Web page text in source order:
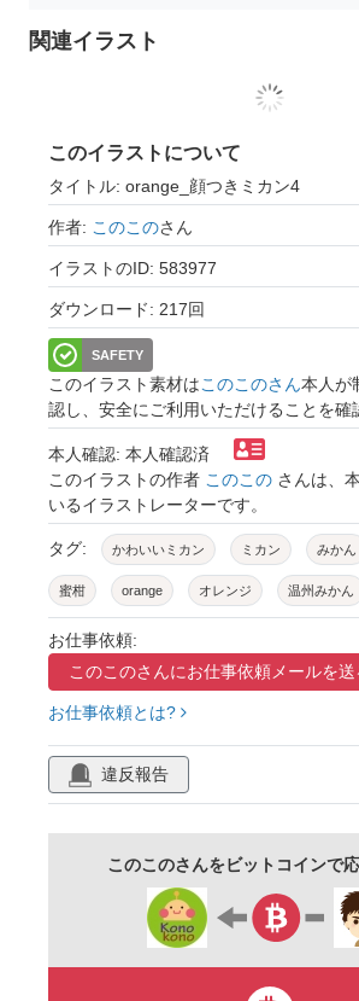
関連イラスト
このイラストについて
タイトル: orange_顔つきミカン4
作者: このこのさん
イラストのID: 583977
ダウンロード: 217回
SAFETY
このイラスト素材はこのこのさん本人が
認し、安全にご利用いただけることを確
本人確認: 本人確認済
このイラストの作者 このこの さんは、
いるイラストレーターです。
タグ: かわいいミカン ミカン みかん
蜜柑 orange オレンジ 温州みかん
温州蜜柑
冬みかん 冬の果物 秋の果物
オレンジ色の果物
お仕事依頼:
このこのさんにお仕事依頼メールを送
お仕事依頼とは?
違反報告
このこのさんをビットコインで